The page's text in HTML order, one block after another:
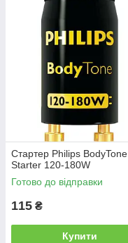
Стартер Philips BodyTone
Starter 120-180W
Готово до відправки
115 ₴
Купити